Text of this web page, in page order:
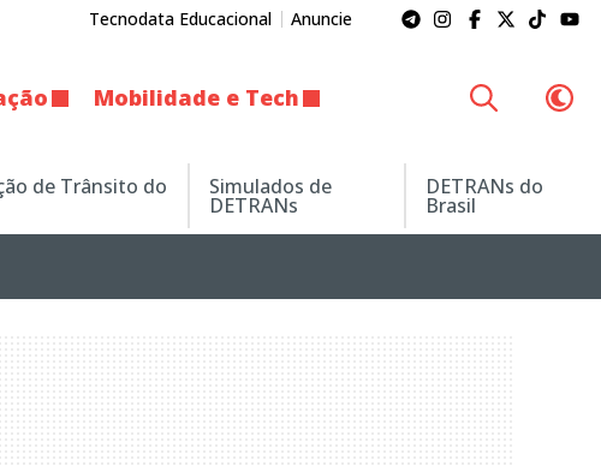
Tecnodata Educacional Anuncie
Mobilidade e Tech
de Trânsito do Simulados de
DETRANs
DETRANs do
Brasil